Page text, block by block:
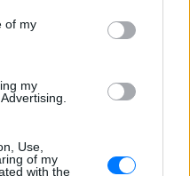
of my
my
Use,
of my
with the
Βίντεο σοκ με
‑ Τι είναι το